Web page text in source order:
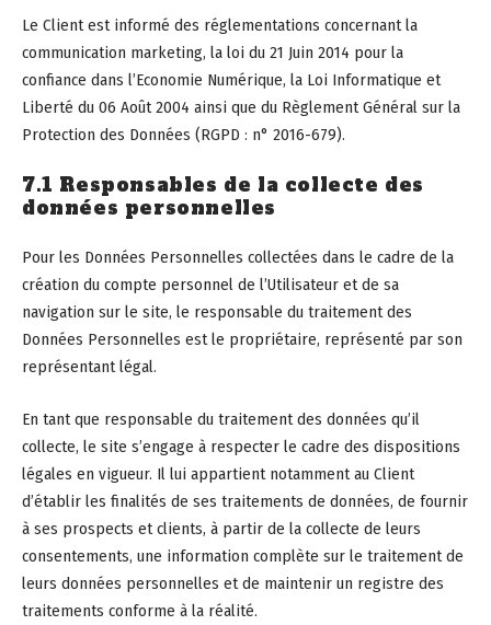
Le Client est informé des réglementations concernant la
communication marketing, la loi du 21 Juin 2014 pour la
confiance dans l’Economie Numérique, la Loi Informatique et
Liberté du 06 Août 2004 ainsi que du Règlement Général sur la
Protection des Données (RGPD : n° 2016-679).
7.1 Responsables de la collecte des
données personnelles
Pour les Données Personnelles collectées dans le cadre de la
création du compte personnel de l’Utilisateur et de sa
navigation sur le site, le responsable du traitement des
Données Personnelles est le propriétaire, représenté par son
représentant légal.
En tant que responsable du traitement des données qu’il
collecte, le site s’engage à respecter le cadre des dispositions
légales en vigueur. Il lui appartient notamment au Client
d’établir les finalités de ses traitements de données, de fournir
à ses prospects et clients, à partir de la collecte de leurs
consentements, une information complète sur le traitement de
leurs données personnelles et de maintenir un registre des
traitements conforme à la réalité.